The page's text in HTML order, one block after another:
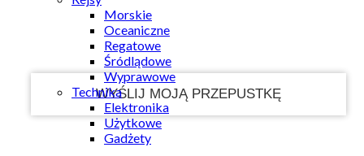
Morskie
Oceaniczne
Regatowe
Śródlądowe
Wyprawowe
Technika
Elektronika
Użytkowe
Gadżety